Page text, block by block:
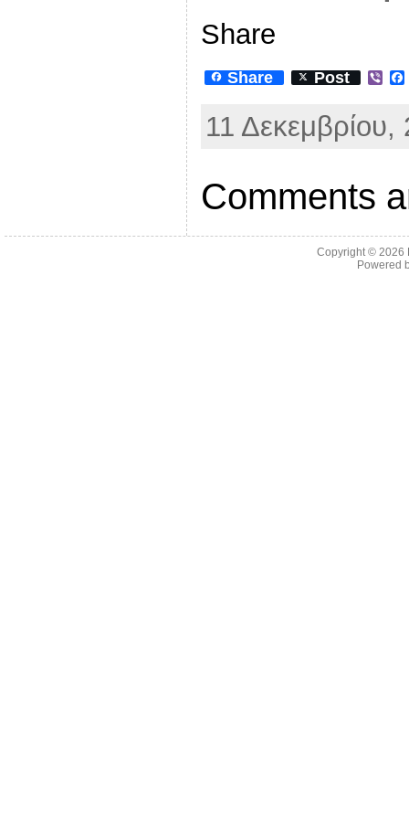
Share
Share Post
V
e
r
11
Comments
Copyright © 2026
Powered